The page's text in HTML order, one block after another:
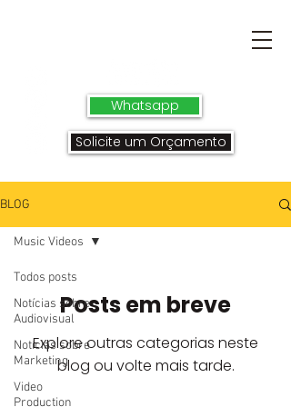
Whatsapp
Solicite um Orçamento
BLOG
Todos posts
Notícias sobre
Audiovisual
Notícias sobre
Marketing
Video
Production
Music Videos
Posts em breve
Explore outras categorias neste
blog ou volte mais tarde.